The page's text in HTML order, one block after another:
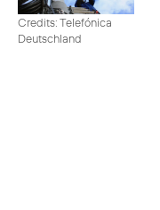
Credits: Telefónica
Deutschland